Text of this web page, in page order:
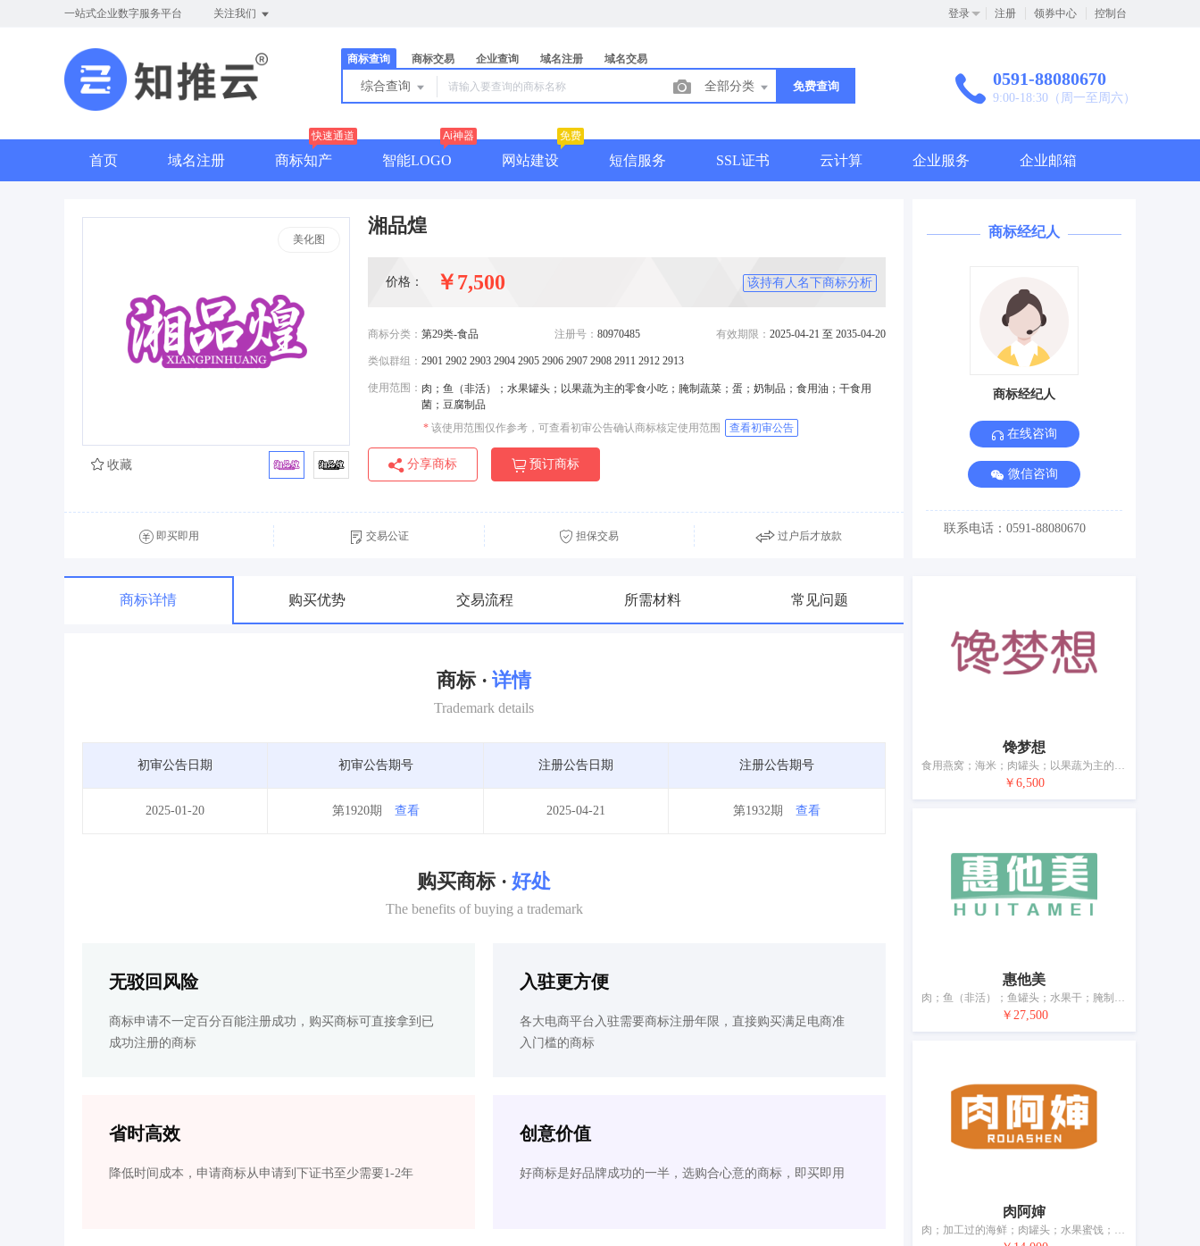
一站式企业数字服务平台 关注我们 登录 注册 领券中心 控制台
商标查询 商标交易 企业查询 域名注册 域名交易
综合查询 全部分类 免费查询 0591-88080670
9:00-18:30（周一至周六）
首页 域名注册 商标知产
快速通道
智能LOGO
Ai神器
网站建设
免费
短信服务 SSL证书 云计算 企业服务 企业邮箱
美化图
湘品煌
价格： ￥7,500 该持有人名下商标分析
商标分类： 第29类-食品 注册号： 80970485 有效期限： 2025-04-21 至 2035-04-20
类似群组： 2901 2902 2903 2904 2905 2906 2907 2908 2911 2912 2913
使用范围： 肉；鱼（非活）；水果罐头；以果蔬为主的零食小吃；腌制蔬菜；蛋；奶制品；食用油；干食用
菌；豆腐制品
* 该使用范围仅作参考，可查看初审公告确认商标核定使用范围 查看初审公告
分享商标 预订商标
收藏
即买即用 交易公证 担保交易 过户后才放款
商标详情 购买优势 交易流程 所需材料 常见问题
商标 · 详情
Trademark details
初审公告日期 初审公告期号 注册公告日期 注册公告期号
2025-01-20 第1920期 查看 2025-04-21 第1932期 查看
购买商标 · 好处
The benefits of buying a trademark
无驳回风险
商标申请不一定百分百能注册成功，购买商标可直接拿到已
成功注册的商标
入驻更方便
各大电商平台入驻需要商标注册年限，直接购买满足电商准
入门槛的商标
省时高效
降低时间成本，申请商标从申请到下证书至少需要1-2年
创意价值
好商标是好品牌成功的一半，选购合心意的商标，即买即用
商标经纪人
商标经纪人
在线咨询
微信咨询
联系电话：0591-88080670
馋梦想
食用燕窝；海米；肉罐头；以果蔬为主的零食小吃；干蔬菜；蛋；奶昔；食用油；加工过的葵花籽；豆腐
￥6,500
惠他美
肉；鱼（非活）；鱼罐头；水果干；腌制蔬菜；奶；奶粉；食品用果冻（非甜食）；加工过的坚果；豆腐
￥27,500
肉阿婶
肉；加工过的海鲜；肉罐头；水果蜜饯；速冻方便菜肴；蛋；奶；食用油；加工过的坚果